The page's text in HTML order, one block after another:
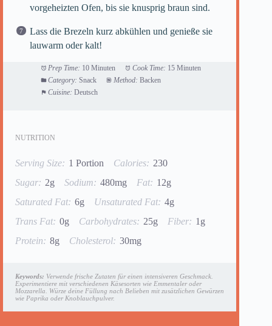
vorgeheizten Ofen, bis sie knusprig braun sind.
Lass die Brezeln kurz abkühlen und genieße sie
lauwarm oder kalt!
Prep Time: 10 Minuten Cook Time: 15 Minuten
Category: Snack Method: Backen
Cuisine: Deutsch
NUTRITION
Serving Size: 1 Portion Calories: 230
Sugar: 2g Sodium: 480mg Fat: 12g
Saturated Fat: 6g Unsaturated Fat: 4g
Trans Fat: 0g Carbohydrates: 25g Fiber: 1g
Protein: 8g Cholesterol: 30mg
Keywords: Verwende frische Zutaten für einen intensiveren Geschmack.
Experimentiere mit verschiedenen Käsesorten wie Emmentaler oder
Mozzarella. Würze deine Füllung nach Belieben mit zusätzlichen Gewürzen
wie Paprika oder Knoblauchpulver.